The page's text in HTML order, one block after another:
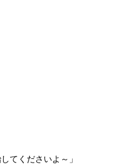
てくださいよ～」